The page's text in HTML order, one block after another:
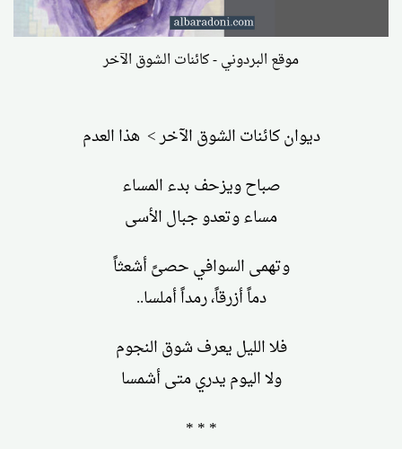
موقع البردوني - كائنات الشوق الآخر
ديوان كائنات الشوق الآخر > هذا العدم
صباح ويزحف بدء المساء
مساء وتعدو جبال الأسى
وتهمى السوافي حصىً أشعثاً
دماً أزرقاً، رمداً أملسا..
فلا الليل يعرف شوق النجوم
ولا اليوم يدري متى أشمسا
* * *